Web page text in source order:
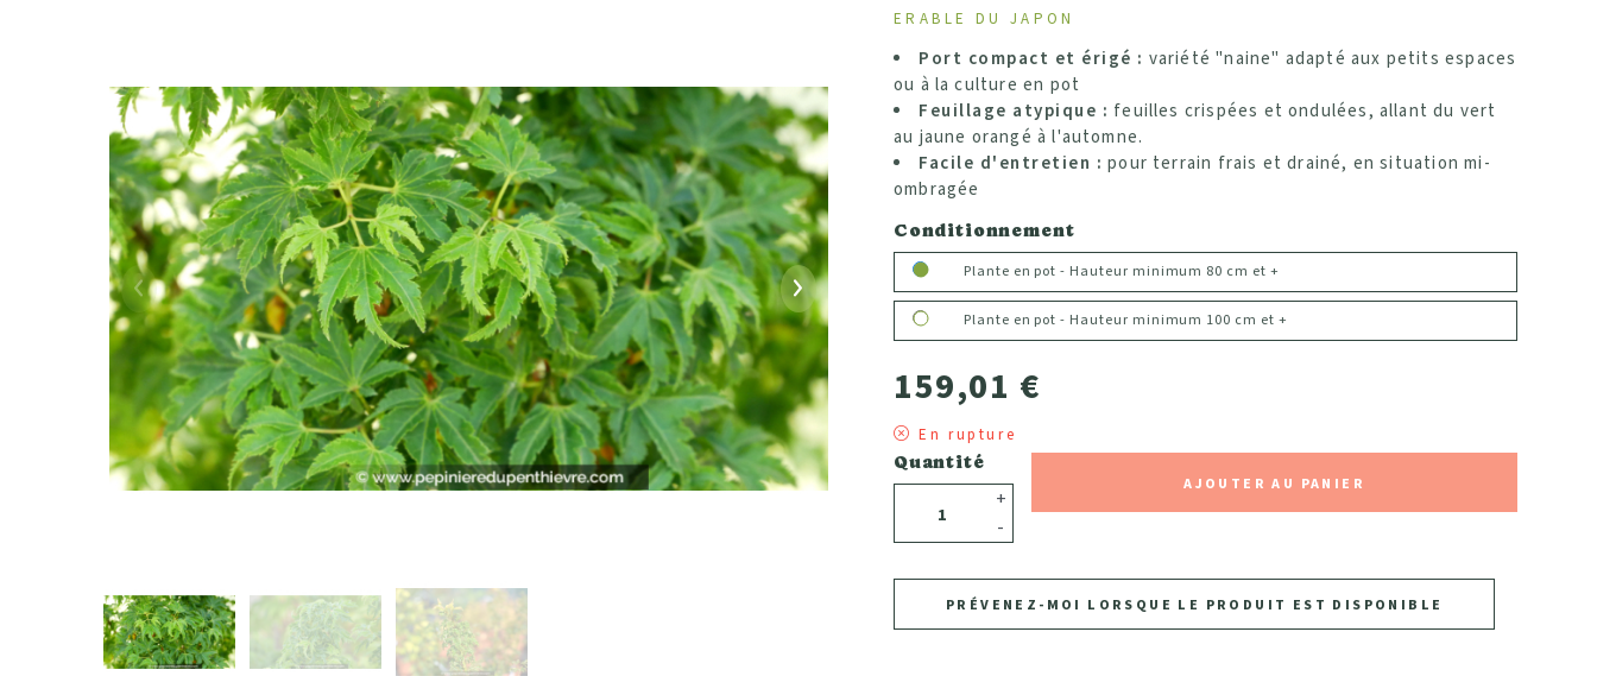
Précédent Suivant
ERABLE DU JAPON
Port compact et érigé : variété "naine" adapté aux petits espaces
ou à la culture en pot
Feuillage atypique : feuilles crispées et ondulées, allant du vert
au jaune orangé à l'automne.
Facile d'entretien : pour terrain frais et drainé, en situation mi-
ombragée
Conditionnement
Plante en pot - Hauteur minimum 80 cm et +
Plante en pot - Hauteur minimum 100 cm et +
159,01 €
Quantité
-
+
AJOUTER AU PANIER
En rupture
PRÉVENEZ-MOI LORSQUE LE PRODUIT EST DISPONIBLE